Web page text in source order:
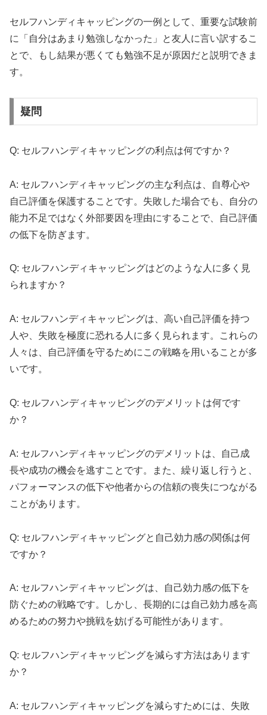
セルフハンディキャッピングの一例として、重要な試験前
に「自分はあまり勉強しなかった」と友人に言い訳するこ
とで、もし結果が悪くても勉強不足が原因だと説明できま
す。
疑問
Q: セルフハンディキャッピングの利点は何ですか？
A: セルフハンディキャッピングの主な利点は、自尊心や
自己評価を保護することです。失敗した場合でも、自分の
能力不足ではなく外部要因を理由にすることで、自己評価
の低下を防ぎます。
Q: セルフハンディキャッピングはどのような人に多く見
られますか？
A: セルフハンディキャッピングは、高い自己評価を持つ
人や、失敗を極度に恐れる人に多く見られます。これらの
人々は、自己評価を守るためにこの戦略を用いることが多
いです。
Q: セルフハンディキャッピングのデメリットは何です
か？
A: セルフハンディキャッピングのデメリットは、自己成
長や成功の機会を逃すことです。また、繰り返し行うと、
パフォーマンスの低下や他者からの信頼の喪失につながる
ことがあります。
Q: セルフハンディキャッピングと自己効力感の関係は何
ですか？
A: セルフハンディキャッピングは、自己効力感の低下を
防ぐための戦略です。しかし、長期的には自己効力感を高
めるための努力や挑戦を妨げる可能性があります。
Q: セルフハンディキャッピングを減らす方法はあります
か？
A: セルフハンディキャッピングを減らすためには、失敗